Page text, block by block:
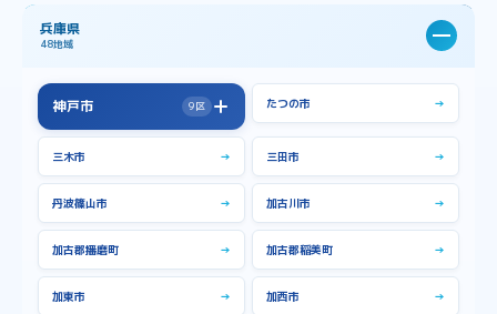
兵庫県
48地域
神戸市 9区
神戸市全域
中央区
北区 → 垂水区 →
東灘区 → 灘区 →
たつの市 →
三木市 → 三田市 →
丹波篠山市 → 加古川市 →
加古郡播磨町 → 加古郡稲美町 →
加東市 → 加西市 →